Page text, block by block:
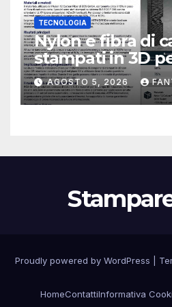
TECNOLOGIA
Nylon e fibra di
stampati in 3D
resistenza agli
dal processo
AGOSTO 5, 2026
Proudly powered by WordPress
HomeContattiInformativa